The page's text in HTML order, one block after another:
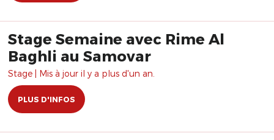
Stage Semaine avec Rime Al
Baghli au Samovar
Stage | Mis à jour il y a plus d'un an.
PLUS D'INFOS